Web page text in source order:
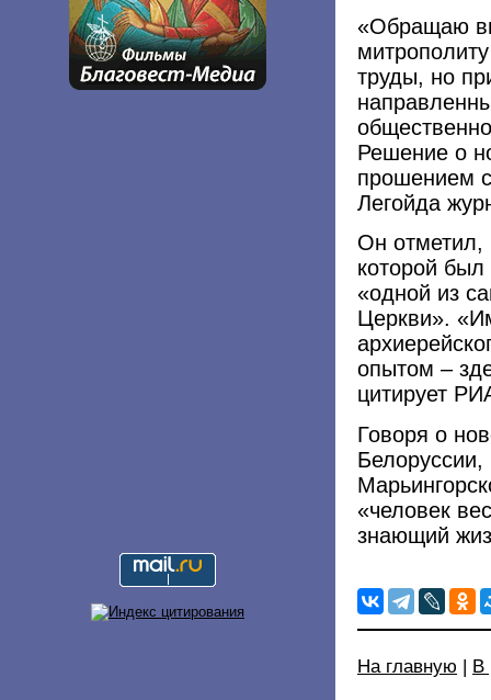
«Обращаю
труды, но
Решение о
прошением
Легойда
Он отметил,
которой
«одной из
Церкви».
опытом –
цитирует
Говоря о
«человек
знающий
На главную В